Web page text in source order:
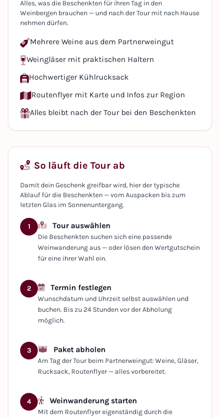
Alles, was die Beschenkten für ihren Tag in den
Weinbergen brauchen — und nach der Tour mit nach Hause
nehmen dürfen.
Mehrere Weine aus dem Partnerweingut
Weingläser mit praktischen Haltern
Hochwertiger Kühlrucksack
Routenflyer mit Karte und Infos zur Region
Alles bleibt nach der Tour bei den Beschenkten
So läuft die Tour ab
Damit dein Geschenk greifbar wird, hier der typische
Ablauf für die Beschenkten — vom Auspacken bis zum
letzten Glas im Sonnenuntergang.
1 Tour auswählen
Die Beschenkten suchen sich eine passende
Weinwanderung aus — oder lösen den Wertgutschein
für eine ihrer Wahl ein.
2 Termin festlegen
Wunschdatum und Uhrzeit selbst auswählen und
buchen. Bis zu 24 Stunden vor der Abholung
möglich.
3 Paket abholen
Am Tag der Tour beim Partnerweingut: Weine, Gläser,
Rucksack, Routenflyer — alles vorbereitet.
4 Weinwanderung starten
Mit dem Routenflyer eigenständig durch die